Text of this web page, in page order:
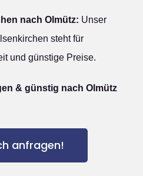
nach Olmütz: Unser
steht für
und günstige Preise.
& günstig nach Olmütz
anfragen!